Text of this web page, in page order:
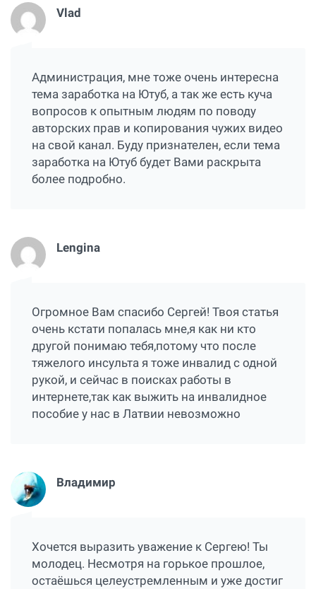
Vlad
Администрация, мне тоже очень интересна
тема заработка на Ютуб, а так же есть куча
вопросов к опытным людям по поводу
авторских прав и копирования чужих видео
на свой канал. Буду признателен, если тема
заработка на Ютуб будет Вами раскрыта
более подробно.
Lengina
Огромное Вам спасибо Сергей! Твоя статья
очень кстати попалась мне,я как ни кто
другой понимаю тебя,потому что после
тяжелого инсульта я тоже инвалид с одной
рукой, и сейчас в поисках работы в
интернете,так как выжить на инвалидное
пособие у нас в Латвии невозможно
Владимир
Хочется выразить уважение к Сергею! Ты
молодец. Несмотря на горькое прошлое,
остаёшься целеустремленным и уже достиг